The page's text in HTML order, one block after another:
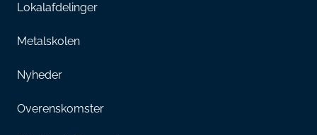
Lokalafdelinger
Metalskolen
Nyheder
Overenskomster